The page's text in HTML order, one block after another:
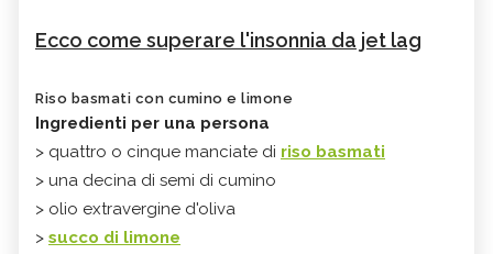
Ecco come superare l'insonnia da jet lag
Riso basmati con cumino e limone
Ingredienti per una persona
> quattro o cinque manciate di riso basmati
> una decina di semi di cumino
> olio extravergine d'oliva
> succo di limone